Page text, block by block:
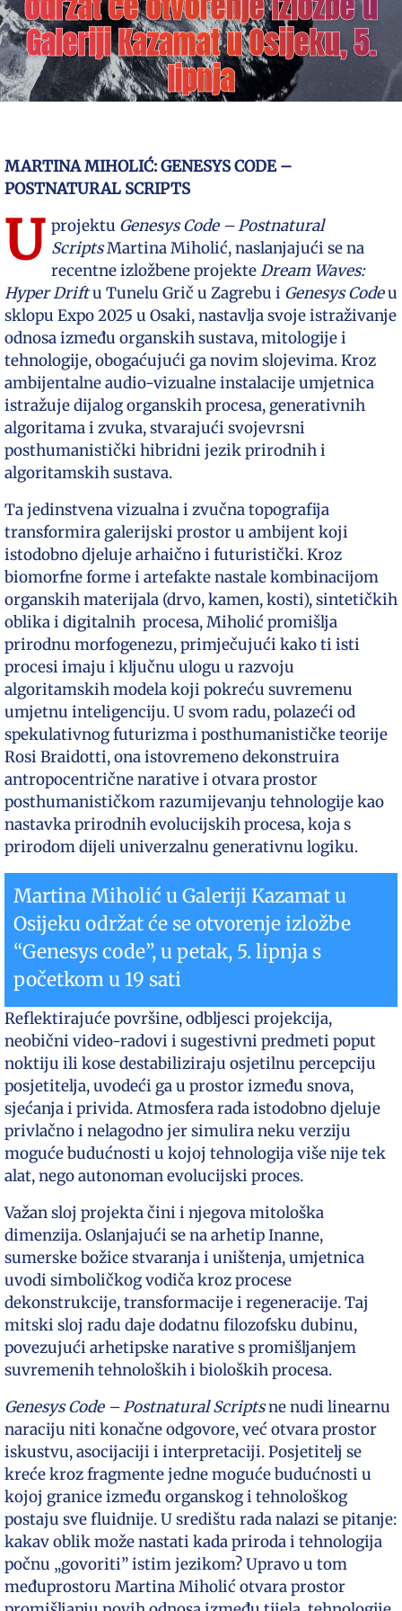
Galeriji Kazamat u Osijeku, 5.
lipnja
MARTINA MIHOLIĆ: GENESYS CODE –
POSTNATURAL SCRIPTS
U projektu Genesys Code – Postnatural
ScriptsMartina Miholić, naslanjajući se na
recentne izložbene projekteDream Waves:
Hyper Driftu Tunelu Grič u Zagrebu i Genesys Codeu
sklopu Expo 2025 u Osaki, nastavlja svoje istraživanje
odnosa između organskih sustava, mitologije i
tehnologije, obogaćujući ga novim slojevima. Kroz
ambijentalne audio-vizualne instalacije umjetnica
istražuje dijalog organskih procesa, generativnih
algoritama i zvuka, stvarajući svojevrsni
posthumanistički hibridni jezik prirodnih i
algoritamskih sustava.
Ta jedinstvena vizualna i zvučna topografija
transformira galerijski prostor u ambijent koji
istodobno djeluje arhaično i futuristički. Kroz
biomorfne forme i artefakte nastale kombinacijom
organskih materijala (drvo, kamen, kosti), sintetičkih
oblika i digitalnih procesa, Miholić promišlja
prirodnu morfogenezu, primječujući kako ti isti
procesi imaju i ključnu ulogu u razvoju
algoritamskih modela koji pokreću suvremenu
umjetnu inteligenciju. U svom radu, polazeći od
spekulativnog futurizma i posthumanističke teorije
Rosi Braidotti, ona istovremeno dekonstruira
antropocentrične narative i otvara prostor
posthumanističkom razumijevanju tehnologije kao
nastavka prirodnih evolucijskih procesa, koja s
prirodom dijeli univerzalnu generativnu logiku.
Martina Miholić u Galeriji Kazamat u
Osijeku održat će se otvorenje izložbe
“Genesys code”, u petak, 5. lipnja s
početkom u 19 sati
Reflektirajuće površine, odbljesci projekcija,
neobični video-radovi i sugestivni predmeti poput
noktiju ili kose destabiliziraju osjetilnu percepciju
posjetitelja, uvodeći ga u prostor između snova,
sjećanja i privida. Atmosfera rada istodobno djeluje
privlačno i nelagodno jer simulira neku verziju
moguće budućnosti u kojoj tehnologija više nije tek
alat, nego autonoman evolucijski proces.
Važan sloj projekta čini i njegova mitološka
dimenzija. Oslanjajući se na arhetip Inanne,
sumerske božice stvaranja i uništenja, umjetnica
uvodi simboličkog vodiča kroz procese
dekonstrukcije, transformacije i regeneracije. Taj
mitski sloj radu daje dodatnu filozofsku dubinu,
povezujući arhetipske narative s promišljanjem
suvremenih tehnoloških i bioloških procesa.
Genesys Code – Postnatural Scriptsne nudi linearnu
naraciju niti konačne odgovore, već otvara prostor
iskustvu, asocijaciji i interpretaciji. Posjetitelj se
kreće kroz fragmente jedne moguće budućnosti u
kojoj granice između organskog i tehnološkog
postaju sve fluidnije. U središtu rada nalazi se pitanje:
kakav oblik može nastati kada priroda i tehnologija
počnu „govoriti” istim jezikom? Upravo u tom
međuprostoru Martina Miholić otvara prostor